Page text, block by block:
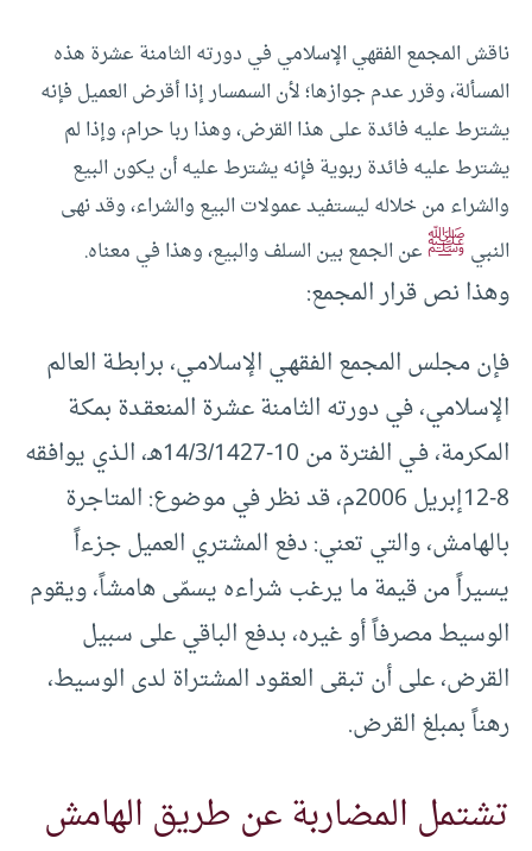
ناقش المجمع الفقهي الإسلامي في دورته الثامنة عشرة هذه
المسألة، وقرر عدم جوازها؛ لأن السمسار إذا أقرض العميل فإنه
يشترط عليه فائدة على هذا القرض، وهذا ربا حرام، وإذا لم
يشترط عليه فائدة ربوية فإنه يشترط عليه أن يكون البيع
والشراء من خلاله ليستفيد عمولات البيع والشراء، وقد نهى
النبي ﷺعن الجمع بين السلف والبيع، وهذا في معناه.
وهذا نص قرار المجمع:
فإن مجلس المجمع الفقهـي الإسلامـي، برابطـة العالم
الإسلامي، في دورته الثامنة عشرة المنعقـدة بمكـة
المكرمة، فـي الفترة من 10-14/3/1427هـ، الـذي يوافقه
8-12إبريل 2006م، قد نظر في موضوع: المتاجرة
بالهامش، والتي تعني: دفع المشتري العميل جزءاً
يسيراً من قيمة ما يرغب شراءه يسمّى هامشاً، ويقوم
الوسيط مصرفاً أو غيره، بدفع الباقي على سبيل
القرض، على أن تبقى العقـود المشتراة لدى الوسيط،
رهناً بمبلغ القرض.
تشتمل المضاربة عن طريق الهامش